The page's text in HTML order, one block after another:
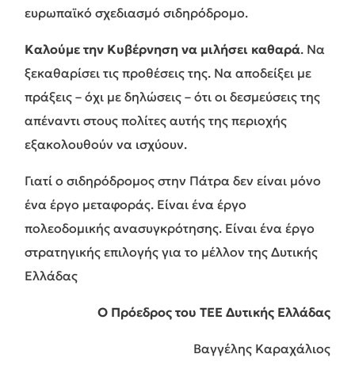
ευρωπαϊκό σχεδιασμό σιδηρόδρομο.
Καλούμε την Κυβέρνηση να μιλήσει καθαρά. Να
ξεκαθαρίσει τις προθέσεις της. Να αποδείξει με
πράξεις – όχι με δηλώσεις – ότι οι δεσμεύσεις της
απέναντι στους πολίτες αυτής της περιοχής
εξακολουθούν να ισχύουν.
Γιατί ο σιδηρόδρομος στην Πάτρα δεν είναι μόνο
ένα έργο μεταφοράς. Είναι ένα έργο
πολεοδομικής ανασυγκρότησης. Είναι ένα έργο
στρατηγικής επιλογής για το μέλλον της Δυτικής
Ελλάδας
Ο Πρόεδρος του ΤΕΕ Δυτικής Ελλάδας
Βαγγέλης Καραχάλιος